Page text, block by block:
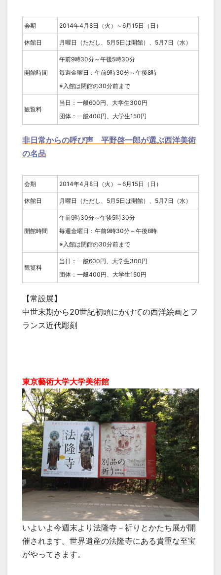
会期 2014年4月8日（火）～6月15日（日）
休館日 月曜日（ただし、5月5日は開館）、5月7日（水）
開館時間
午前9時30分～午後5時30分
毎週金曜日：午前9時30分～午後8時
※入館は閉館の30分前まで
観覧料
当日：一般600円、大学生300円
団体：一般400円、大学生150円
非日常からの呼び声 平野啓一郎が選ぶ西洋美術
の名品
会期 2014年4月8日（火）～6月15日（日）
休館日 月曜日（ただし、5月5日は開館）、5月7日（水）
開館時間
午前9時30分～午後5時30分
毎週金曜日：午前9時30分～午後8時
※入館は閉館の30分前まで
観覧料
当日：一般600円、大学生300円
団体：一般400円、大学生150円
【常設展】
中世末期から20世紀初頭にかけての西洋絵画とフ
ランス近代彫刻
東京藝術大学大学美術館
いよいよ今週末より法隆寺－祈りとかたち展が開
催されます。世界遺産の法隆寺にある貴重な至宝
がやってきます。